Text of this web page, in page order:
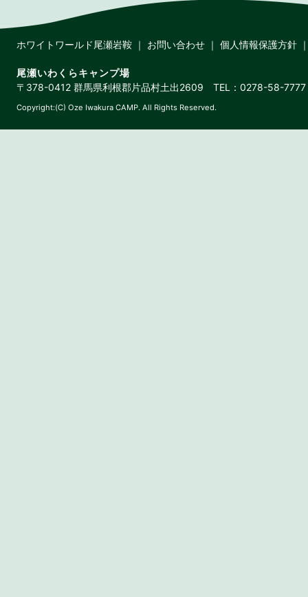
ホワイトワールド尾瀬岩鞍 ｜ お問い合わせ ｜個人情報保護方針
尾瀬いわくらキャンプ場
〒378-0412 群馬県利根郡片品村土出2609 TEL：0278-58-
Copyright:(C) Oze Iwakura CAMP. All Rights Reserved.